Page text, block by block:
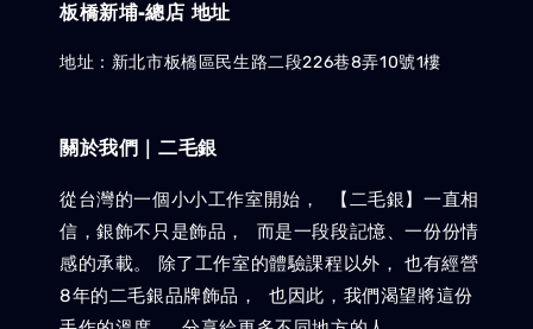
板橋新埔-總店 地址
地址：新北市板橋區民生路二段226巷8弄10號1樓
關於我們｜二毛銀
從台灣的一個小小工作室開始， 【二毛銀】一直相
信，銀飾不只是飾品， 而是一段段記憶、一份份情
感的承載。 除了工作室的體驗課程以外， 也有經營
8年的二毛銀品牌飾品， 也因此，我們渴望將這份